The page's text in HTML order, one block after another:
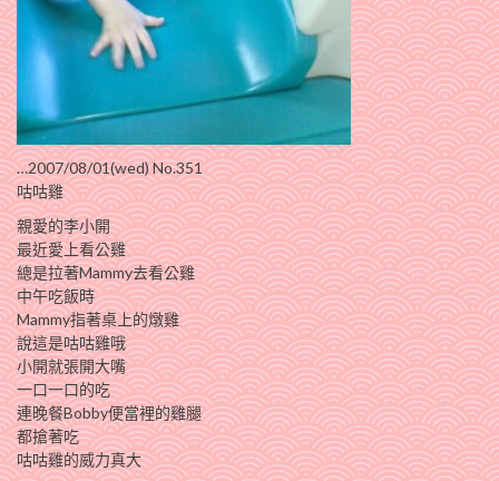
…2007/08/01(wed) No.351
咕咕雞
親愛的李小開
最近愛上看公雞
總是拉著Mammy去看公雞
中午吃飯時
Mammy指著桌上的燉雞
說這是咕咕雞哦
小開就張開大嘴
一口一口的吃
連晚餐Bobby便當裡的雞腿
都搶著吃
咕咕雞的威力真大